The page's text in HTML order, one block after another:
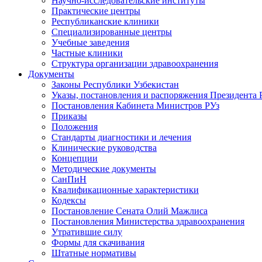
Практические центры
Республиканские клиники
Специализированные центры
Учебные заведения
Частные клиники
Структура организации здравоохранения
Документы
Законы Республики Узбекистан
Указы, постановления и распоряжения Президента
Постановления Кабинета Министров РУз
Приказы
Положения
Стандарты диагностики и лечения
Клинические руководства
Концепции
Методические документы
СанПиН
Квалификационные характеристики
Кодексы
Постановление Сената Олий Мажлиса
Постановления Министерства здравоохранения
Утратившие силу
Формы для скачивания
Штатные нормативы